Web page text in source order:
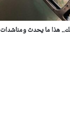
هذا ما يحدث ومناشدات